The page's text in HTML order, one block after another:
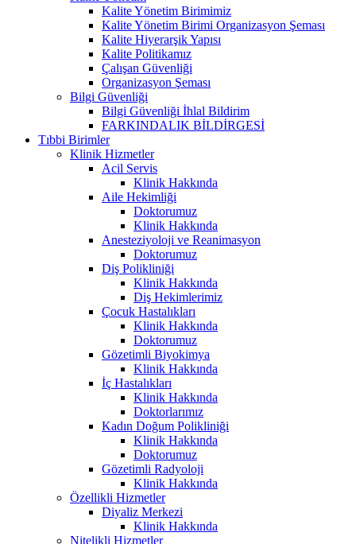
Kalite Yönetim Birimimiz
Kalite Yönetim Birimi Organizasyon Şeması
Kalite Hiyerarşik Yapısı
Kalite Politikamız
Çalışan Güvenliği
Organizasyon Şeması
Bilgi Güvenliği
Bilgi Güvenliği İhlal Bildirim
FARKINDALIK BİLDİRGESİ
Tıbbi Birimler
Klinik Hizmetler
Acil Servis
Klinik Hakkında
Aile Hekimliği
Doktorumuz
Klinik Hakkında
Anesteziyoloji ve Reanimasyon
Doktorumuz
Diş Polikliniği
Klinik Hakkında
Diş Hekimlerimiz
Çocuk Hastalıkları
Klinik Hakkında
Doktorumuz
Gözetimli Biyokimya
Klinik Hakkında
İç Hastalıkları
Klinik Hakkında
Doktorlarımız
Kadın Doğum Polikliniği
Klinik Hakkında
Doktorumuz
Gözetimli Radyoloji
Klinik Hakkında
Özellikli Hizmetler
Diyaliz Merkezi
Klinik Hakkında
Nitelikli Hizmetler